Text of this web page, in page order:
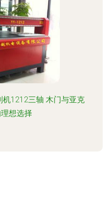
1212三轴 木门与亚克
想选择